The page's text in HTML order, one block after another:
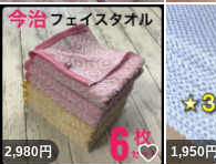
2,980円 いいね
1,950円